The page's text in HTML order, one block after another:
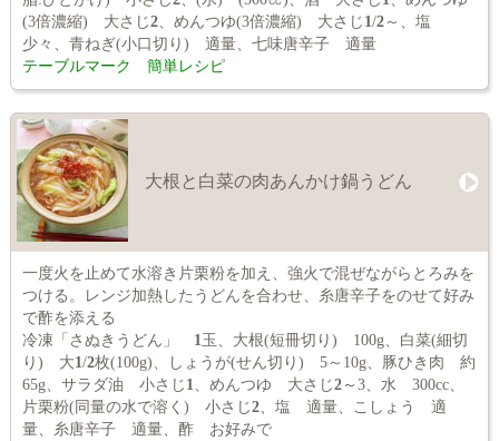
(3倍濃縮) 大さじ2、めんつゆ(3倍濃縮) 大さじ 1 /2～、塩
少々、青ねぎ(小口切り) 適量、七味唐辛子 適量
テーブルマーク 簡単レシピ
大根と白菜の肉あんかけ鍋うどん
一度火を止めて水溶き片栗粉を加え、強火で混ぜながらとろみを
つける。レンジ加熱したうどんを合わせ、糸唐辛子をのせて好み
で酢を添える
冷凍「さぬきうどん」 1 玉、大根(短冊切り) 100g、白菜(細切
り) 大1 /2枚(100g)、しょうが(せん切り) 5～10g、豚ひき肉 約
65g、サラダ油 小さじ 1 、めんつゆ 大さじ2～3、水 300cc、
片栗粉(同量の水で溶く) 小さじ2、塩 適量、こしょう 適
量、糸唐辛子 適量、酢 お好みで